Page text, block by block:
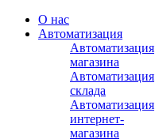
О нас
Автоматизация
Автоматизация
магазина
Автоматизация
склада
Автоматизация
интернет-
магазина